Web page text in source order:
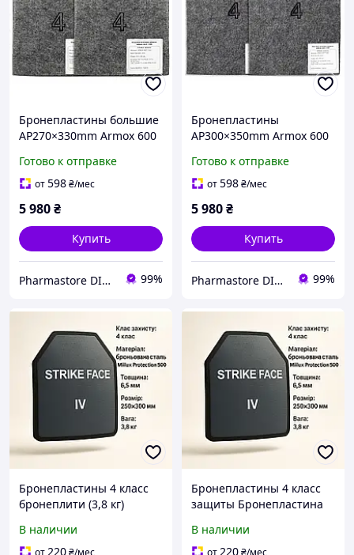
Бронепластины большие
AP270×330mm Armox 600
пару
Готово к отправке
от598₴/мес
5 980₴
Купить
Pharmastore DISCOUNT 99%
Бронепластины
AP300×350mm Armox 600
Готово к отправке
от598₴/мес
5 980₴
Купить
Pharmastore DISCOUNT 99%
Бронепластины 4 класс
бронеплити (3,8 кг)
защиты бронепластины 4
класс
В наличии
220
Бронепластины 4 класс
защиты Бронепластина
класса защиты пластины
4 класс
В наличии
220